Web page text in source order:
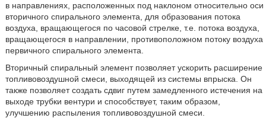
в направлениях, расположенных под наклоном относительно оси
вторичного спирального элемента, для образования потока
воздуха, вращающегося по часовой стрелке, т.е. потока воздуха,
вращающегося в направлении, противоположном потоку воздуха
первичного спирального элемента.
Вторичный спиральный элемент позволяет ускорить расширение
топливовоздушной смеси, выходящей из системы впрыска. Он
также позволяет создать сдвиг путем замедленного истечения на
выходе трубки вентури и способствует, таким образом,
улучшению распыления топливовоздушной смеси.